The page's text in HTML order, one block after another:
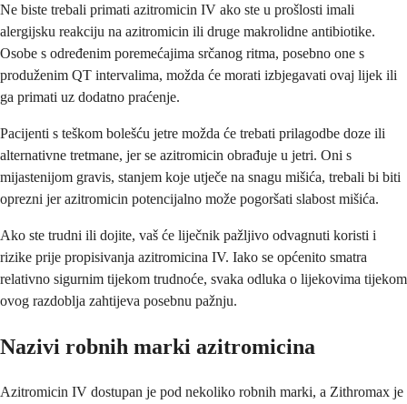
Ne biste trebali primati azitromicin IV ako ste u prošlosti imali
alergijsku reakciju na azitromicin ili druge makrolidne antibiotike.
Osobe s određenim poremećajima srčanog ritma, posebno one s
produženim QT intervalima, možda će morati izbjegavati ovaj lijek ili
ga primati uz dodatno praćenje.
Pacijenti s teškom bolešću jetre možda će trebati prilagodbe doze ili
alternativne tretmane, jer se azitromicin obrađuje u jetri. Oni s
mijastenijom gravis, stanjem koje utječe na snagu mišića, trebali bi biti
oprezni jer azitromicin potencijalno može pogoršati slabost mišića.
Ako ste trudni ili dojite, vaš će liječnik pažljivo odvagnuti koristi i
rizike prije propisivanja azitromicina IV. Iako se općenito smatra
relativno sigurnim tijekom trudnoće, svaka odluka o lijekovima tijekom
ovog razdoblja zahtijeva posebnu pažnju.
Nazivi robnih marki azitromicina
Azitromicin IV dostupan je pod nekoliko robnih marki, a Zithromax je